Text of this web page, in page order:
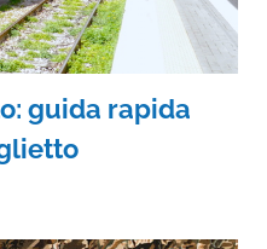
guida rapida